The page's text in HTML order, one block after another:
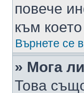
повече
към
Върнете се
» Мога
Това